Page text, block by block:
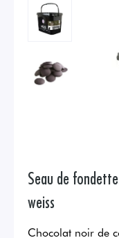
Seau de
weiss
Chocolat noir de